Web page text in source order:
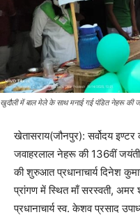
खुदौली में बाल मेले के साथ मनाई गई पंडित नेहरू की
खेतासराय(जौनपुर): सर्वोदय
जवाहरलाल नेहरू की 136वीं
की शुरुआत प्रधानाचार्य दिनेश
प्रांगण में स्थित माँ सरस्वती,
प्रधानाचार्य स्व. केशव प्रसाद